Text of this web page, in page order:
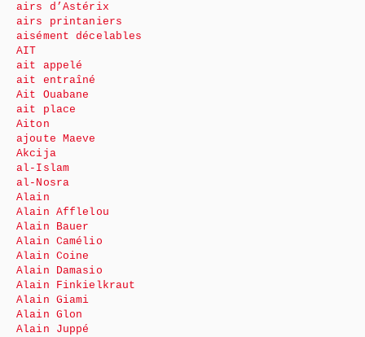
airs d’Astérix
airs printaniers
aisément décelables
AIT
ait appelé
ait entraîné
Ait Ouabane
ait place
Aiton
ajoute Maeve
Akcija
al-Islam
al-Nosra
Alain
Alain Afflelou
Alain Bauer
Alain Camélio
Alain Coine
Alain Damasio
Alain Finkielkraut
Alain Giami
Alain Glon
Alain Juppé